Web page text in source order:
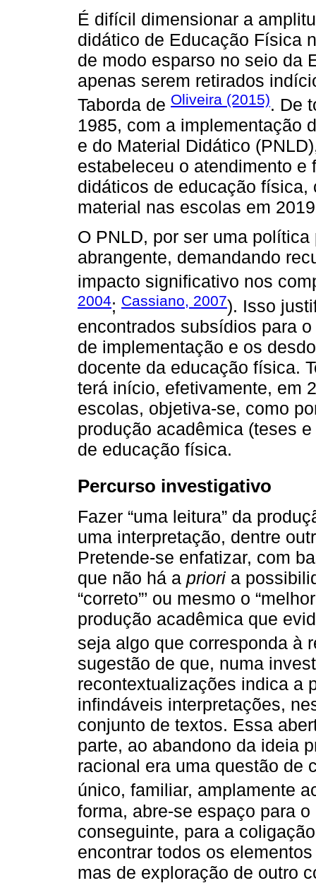
É difícil dimensionar a
didático de Educação Física
de modo esparso no seio da
apenas serem retirados
Taborda de Oliveira (2015). De
1985, com a implementação
e do Material Didático
estabeleceu o atendimento e
didáticos de educação
material nas escolas em
O PNLD, por ser uma
abrangente, demandando
impacto significativo nos
2004; Cassiano, 2007). Isso
encontrados subsídios para
de implementação e os
docente da educação física.
terá início, efetivamente, em
escolas, objetiva-se, como
produção acadêmica (teses
de educação física.
Percurso investigativo
Fazer “uma leitura” da
uma interpretação, dentre
Pretende-se enfatizar, com
que não há a priori a
“correto”’ ou mesmo o
produção acadêmica que
seja algo que corresponda à
sugestão de que, numa
recontextualizações indica a
infindáveis interpretações,
conjunto de textos. Essa
parte, ao abandono da ideia
racional era uma questão de
único, familiar, amplamente
forma, abre-se espaço para
conseguinte, para a
encontrar todos os
mas de exploração de outro